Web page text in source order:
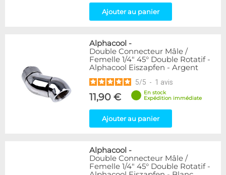
Ajouter au panier
Alphacool -
Double Connecteur Mâle /
Femelle 1/4" 45° Double Rotatif -
Alphacool Eiszapfen - Argent
5/5 - 1 avis
11,90 €
En stock
Expédition immédiate
Ajouter au panier
Alphacool -
Double Connecteur Mâle /
Femelle 1/4" 45° Double Rotatif -